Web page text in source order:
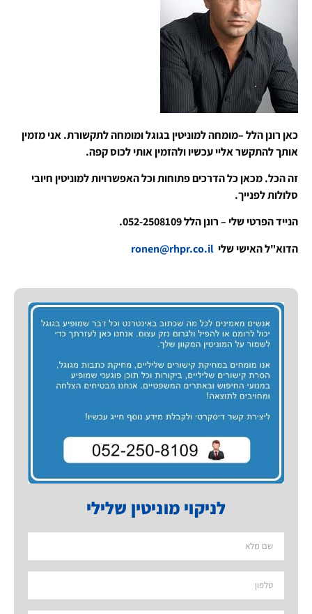
כאן רונן הלל –מומחה למוניטין בגוגל ומומחה לתקשורת. אני מזמין
אותך להתקשר אליי עכשיו ולהזמין אותי לכוס קפה.
זה הכל. מכאן כל הדרכים פתוחות וכל האפשרויות למוניטין חיובי
סלולות לפנייך.
הנייד הפרטי שלי – רונן הלל 052-2508109.
הדוא"ל האישי שלי
לניקוי מוניטין שלילי